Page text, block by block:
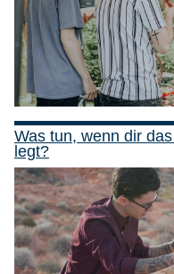
Was tun, wenn dir
legt?